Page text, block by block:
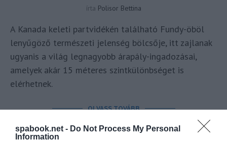
spabook.net - Do Not Process My Personal
Information
írta Polisor Bettina
A Kanada keleti partvidékén található Fundy-öböl
lenyűgöző természeti jelenség bölcsője, itt zajlanak
ugyanis a világ legnagyobb árapály-ingadozásai,
amelyek akár 15 méteres szintkülönbséget is
elérhetnek.
OLVASS TOVÁBB